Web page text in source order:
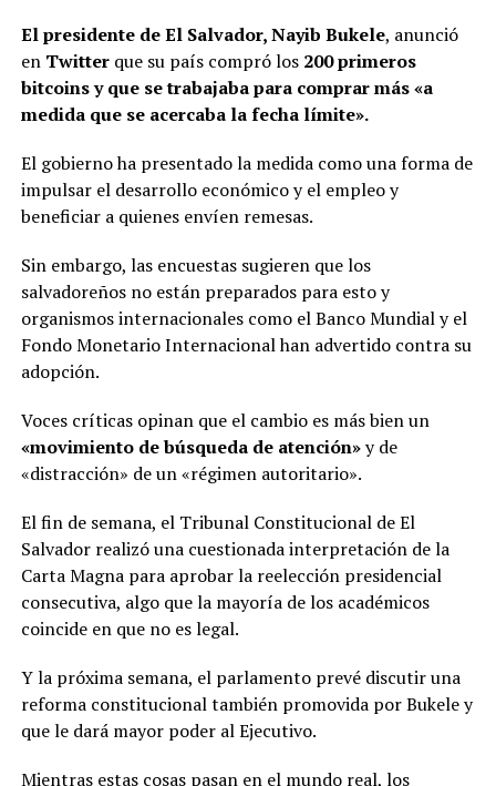
El presidente de El Salvador, Nayib Bukele, anunció
en Twitterque su país compró los 200 primeros
bitcoins y que se trabajaba para comprar más «a
medida que se acercaba la fecha límite».
El gobierno ha presentado la medida como una forma de
impulsar el desarrollo económico y el empleo y
beneficiar a quienes envíen remesas.
Sin embargo, las encuestas sugieren que los
salvadoreños no están preparados para esto y
organismos internacionales como el Banco Mundial y el
Fondo Monetario Internacional han advertido contra su
adopción.
Voces críticas opinan que el cambio es más bien un
«movimiento de búsqueda de atención»y de
«distracción» de un «régimen autoritario».
El fin de semana, el Tribunal Constitucional de El
Salvador realizó una cuestionada interpretación de la
Carta Magna para aprobar la reelección presidencial
consecutiva, algo que la mayoría de los académicos
coincide en que no es legal.
Y la próxima semana, el parlamento prevé discutir una
reforma constitucional también promovida por Bukele y
que le dará mayor poder al Ejecutivo.
Mientras estas cosas pasan en el mundo real, los